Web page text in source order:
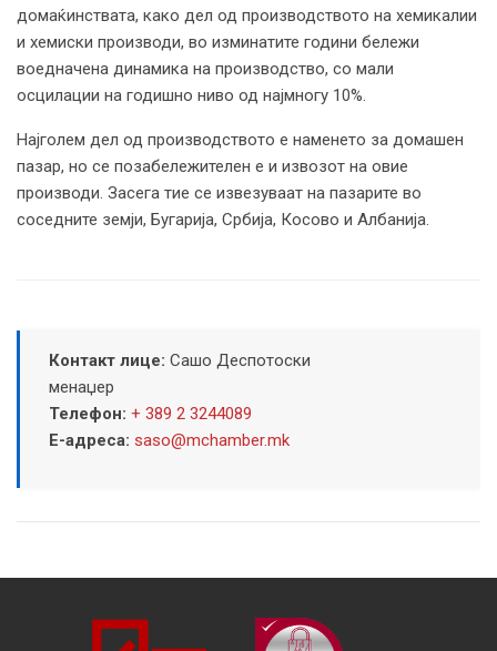
домаќинствата, како дел од производството на хемикалии
и хемиски производи, во изминатите години бележи
воедначена динамика на производство, со мали
осцилации на годишно ниво од најмногу 10%.
Најголем дел од производството е наменето за домашен
пазар, но се позабележителен е и извозот на овие
производи. Засега тие се извезуваат на пазарите во
соседните земји, Бугарија, Србија, Косово и Албанија.
Контакт лице: Сашо Деспотоски
менаџер
Телефон: + 389 2 3244089
Е-адреса: saso@mchamber.mk